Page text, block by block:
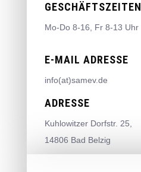
GESCHÄFTSZEITEN
Mo-Do 8-16, Fr 8-13 Uhr
E-MAIL ADRESSE
info(at)samev.de
ADRESSE
Kuhlowitzer Dorfstr. 25,
14806 Bad Belzig